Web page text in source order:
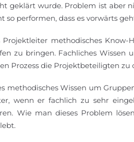
geklärt wurde. Problem ist aber
so performen, dass es vorwärts
methodisches Know-
zu bringen. Fachliches Wissen
Prozess die Projektbeteiligten zu
methodisches Wissen um
wenn er fachlich zu sehr
Wie man dieses Problem